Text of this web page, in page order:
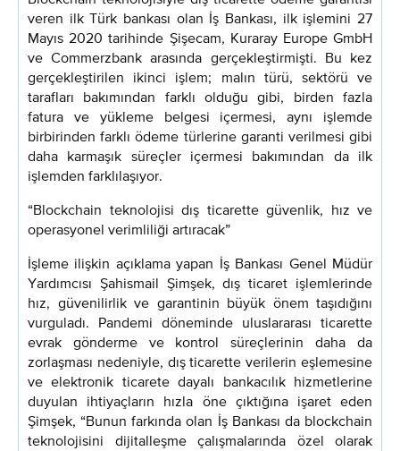
veren ilk Türk bankası olan İş Bankası, ilk işlemini 27
Mayıs 2020 tarihinde Şişecam, Kuraray Europe GmbH
ve Commerzbank arasında gerçekleştirmişti. Bu kez
gerçekleştirilen ikinci işlem; malın türü, sektörü ve
tarafları bakımından farklı olduğu gibi, birden fazla
fatura ve yükleme belgesi içermesi, aynı işlemde
birbirinden farklı ödeme türlerine garanti verilmesi gibi
daha karmaşık süreçler içermesi bakımından da ilk
işlemden farklılaşıyor.
“Blockchain teknolojisi dış ticarette güvenlik, hız ve
operasyonel verimliliği artıracak”
İşleme ilişkin açıklama yapan İş Bankası Genel Müdür
Yardımcısı Şahismail Şimşek, dış ticaret işlemlerinde
hız, güvenilirlik ve garantinin büyük önem taşıdığını
vurguladı. Pandemi döneminde uluslararası ticarette
evrak gönderme ve kontrol süreçlerinin daha da
zorlaşması nedeniyle, dış ticarette verilerin eşlemesine
ve elektronik ticarete dayalı bankacılık hizmetlerine
duyulan ihtiyaçların hızla öne çıktığına işaret eden
Şimşek, “Bunun farkında olan İş Bankası da blockchain
teknolojisini dijitalleşme çalışmalarında özel olarak